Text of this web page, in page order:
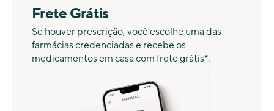
Frete Grátis
Se houver prescrição, você escolhe uma das
farmácias credenciadas e recebe os
medicamentos em casa com frete grátis*.